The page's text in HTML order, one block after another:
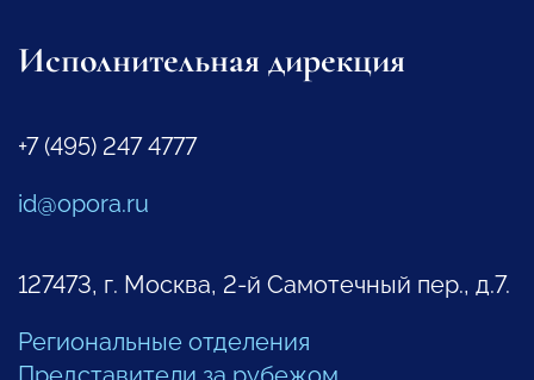
Исполнительная дирекция
+7 (495) 247 4777
id@opora.ru
127473, г. Москва, 2-й Самотечный пер., д.7.
Региональные отделения